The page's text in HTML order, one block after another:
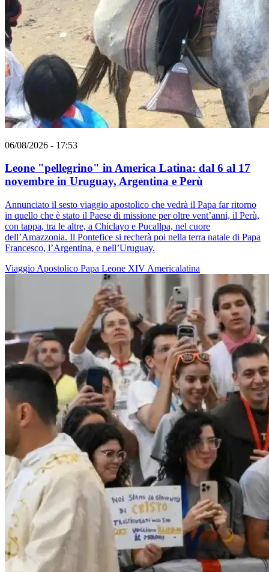
06/08/2026 - 17:53
Leone "pellegrino" in America Latina: dal 6 al 17
novembre in Uruguay, Argentina e Perù
Annunciato il sesto viaggio apostolico che vedrà il Papa far ritorno
in quello che è stato il Paese di missione per oltre vent’anni, il Perù,
con tappa, tra le altre, a Chiclayo e Pucallpa, nel cuore
dell’Amazzonia. Il Pontefice si recherà poi nella terra natale di Papa
Francesco, l’Argentina, e nell’Uruguay.
Viaggio Apostolico Papa Leone XIV Americalatina